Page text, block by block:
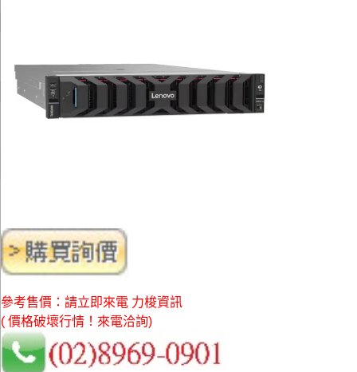
參考售價：請立即來電 力梭資訊
( 價格破壞行情！來電洽詢)